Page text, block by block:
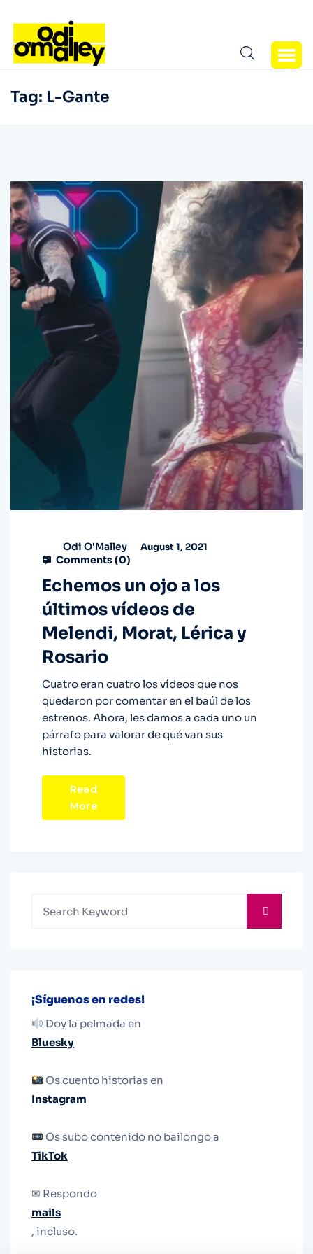
Tag: L-Gante
Odi O'Malley August 1, 2021
Comments (0)
Echemos un ojo a los
últimos vídeos de
Melendi, Morat, Lérica y
Rosario
Cuatro eran cuatro los vídeos que nos
quedaron por comentar en el baúl de los
estrenos. Ahora, les damos a cada uno un
párrafo para valorar de qué van sus
historias.
Read
More
¡Síguenos en redes!
Doy la pelmada en
Bluesky
Os cuento historias en
Instagram
Os subo contenido no bailongo a
TikTok
✉ Respondo
mails
, incluso.